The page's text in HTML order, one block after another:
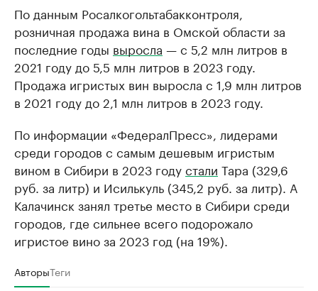
По данным Росалкогольтабакконтроля,
розничная продажа вина в Омской области за
последние годы выросла — с 5,2 млн литров в
2021 году до 5,5 млн литров в 2023 году.
Продажа игристых вин выросла с 1,9 млн литров
в 2021 году до 2,1 млн литров в 2023 году.
По информации «ФедералПресс», лидерами
среди городов с самым дешевым игристым
вином в Сибири в 2023 годустали Тара (329,6
руб. за литр) и Исилькуль (345,2 руб. за литр). А
Калачинск занял третье место в Сибири среди
городов, где сильнее всего подорожало
игристое вино за 2023 год (на 19%).
АвторыТеги